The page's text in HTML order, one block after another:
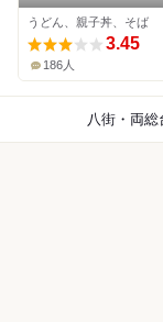
うどん、親子丼、そば
3.45
186人